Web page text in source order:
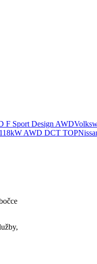
F Sport Design AWD
AWD DCT TOP